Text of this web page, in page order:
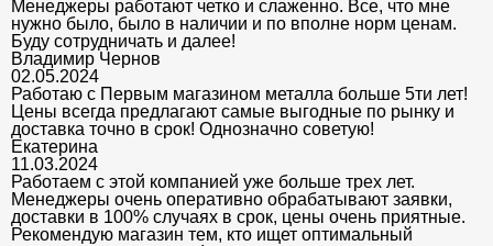
Менеджеры работают четко и слаженно. Все, что мне
нужно было, было в наличии и по вполне норм ценам.
Буду сотрудничать и далее!
Владимир Чернов
02.05.2024
Работаю с Первым магазином металла больше 5ти лет!
Цены всегда предлагают самые выгодные по рынку и
доставка точно в срок! Однозначно советую!
Екатерина
11.03.2024
Работаем с этой компанией уже больше трех лет.
Менеджеры очень оперативно обрабатывают заявки,
доставки в 100% случаях в срок, цены очень приятные.
Рекомендую магазин тем, кто ищет оптимальный